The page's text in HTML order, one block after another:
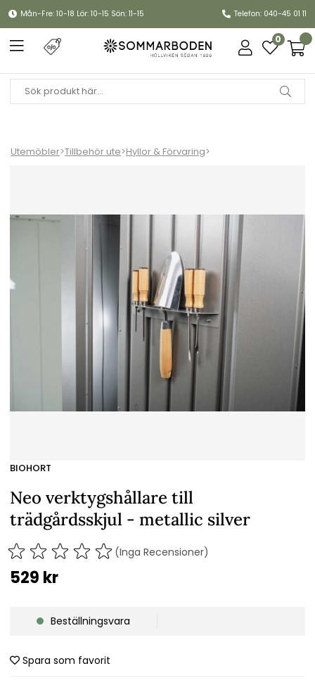
Mån-Fre: 10-18 Lör: 10-15 Sön: 11-15 Telefon: 040-45 01 11
0
Utemöbler>Tillbehör ute>Hyllor & Förvaring>
BIOHORT
Neo verktygshållare till
trädgårdsskjul - metallic silver
(Inga Recensioner)
529 kr
Beställningsvara
Spara som favorit